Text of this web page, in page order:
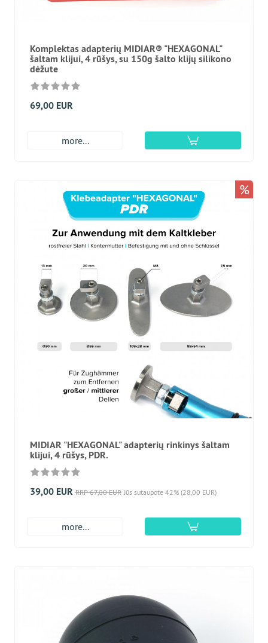
Komplektas adapterių MIDIAR® "HEXAGONAL"
šaltam klijui, 4 rūšys, su 150g šalto klijų silikono
dėžute
69,00 EUR
more...
MIDIAR "HEXAGONAL" adapterių rinkinys šaltam
klijui, 4 rūšys, PDR.
39,00 EUR RRP 67,00 EUR Jūs sutaupote 42% (28,00 EUR)
more...
%